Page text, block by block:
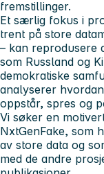
fremstillinger.
Et særlig fokus i
trent på store
– kan reprodusere
som Russland og
demokratiske
analyserer
oppstår, spres og
Vi søker en
NxtGenFake, som
av store data og
med de andre